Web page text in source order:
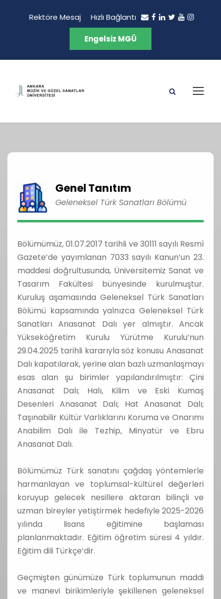
Rektöre Mesaj Hızlı Bağlantı
Engelsiz MGÜ
Genel Tanıtım
Geleneksel Türk Sanatları Bölümü
Bölümümüz, 01.07.2017 tarihli ve 30111 sayılı Resmî
Gazete’de yayımlanan 7033 sayılı Kanun’un 23.
maddesi doğrultusunda, Üniversitemiz Sanat ve
Tasarım Fakültesi bünyesinde kurulmuştur.
Kuruluş aşamasında Geleneksel Türk Sanatları
Bölümü kapsamında yalnızca Geleneksel Türk
Sanatları Anasanat Dalı yer almıştır. Ancak
Yükseköğretim Kurulu Yürütme Kurulu’nun
29.04.2025 tarihli kararıyla söz konusu Anasanat
Dalı kapatılarak, yerine alan bazlı uzmanlaşmayı
esas alan şu birimler yapılandırılmıştır: Çini
Anasanat Dalı; Halı, Kilim ve Eski Kumaş
Desenleri Anasanat Dalı; Hat Anasanat Dalı;
Taşınabilir Kültür Varlıklarını Koruma ve Onarımı
Anabilim Dalı ile Tezhip, Minyatür ve Ebru
Anasanat Dalı.
Bölümümüz Türk sanatını çağdaş yöntemlerle
harmanlayan ve toplumsal-kültürel değerleri
koruyup gelecek nesillere aktaran bilinçli ve
uzman bireyler yetiştirmek hedefiyle 2025-2026
yılında lisans eğitimine başlaması
planlanmaktadır. Eğitim öğretim süresi 4 yıldır.
Eğitim dili Türkçe’dir.
Geçmişten günümüze Türk toplumunun maddi
ve manevi birikimleriyle şekillenen geleneksel